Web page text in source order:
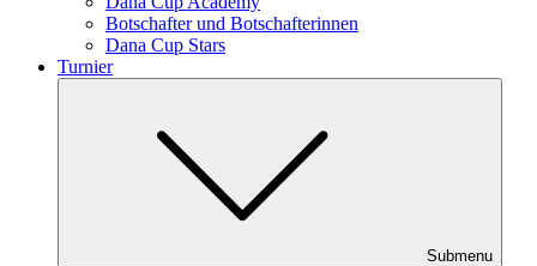
Botschafter und Botschafterinnen
Dana Cup Stars
Turnier
Submenu